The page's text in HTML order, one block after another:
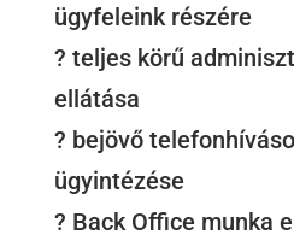
ügyfeleink részére
? teljes körű
ellátása
? bejövő
ügyintézése
? Back Office munka